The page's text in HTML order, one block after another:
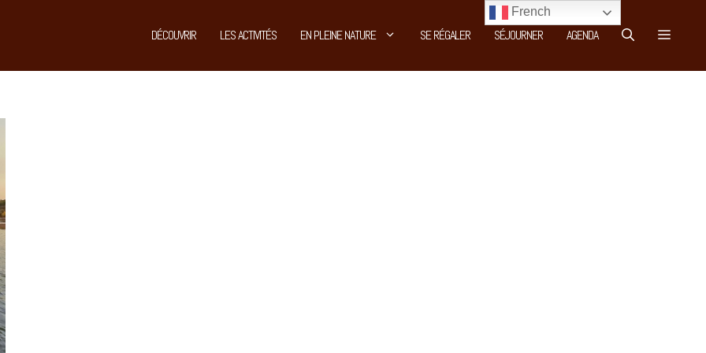
DÉCOUVRIR LES ACTIVITÉS EN PLEINE NATURE SE RÉGALER SÉJOURNER AGENDA
French